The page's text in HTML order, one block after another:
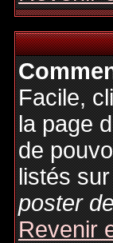
Facile,
la page
de
listés
poster
Revenir